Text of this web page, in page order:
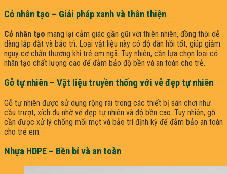
Cỏ nhân tạo – Giải pháp xanh và thân thiện
Cỏ nhân tạo mang lại cảm giác gần gũi với thiên nhiên, đồng thời dễ
dàng lắp đặt và bảo trì. Loại vật liệu này có độ đàn hồi tốt, giúp giảm
nguy cơ chấn thương khi trẻ em ngã. Tuy nhiên, cần lựa chọn loại cỏ
nhân tạo chất lượng cao để đảm bảo độ bền và an toàn cho trẻ.
Gỗ tự nhiên – Vật liệu truyền thống với vẻ đẹp tự nhiên
Gỗ tự nhiên được sử dụng rộng rãi trong các thiết bị sân chơi như
cầu trượt, xích đu nhờ vẻ đẹp tự nhiên và độ bền cao. Tuy nhiên, gỗ
cần được xử lý chống mối mọt và bảo trì định kỳ để đảm bảo an toàn
cho trẻ em.
Nhựa HDPE – Bền bỉ và an toàn